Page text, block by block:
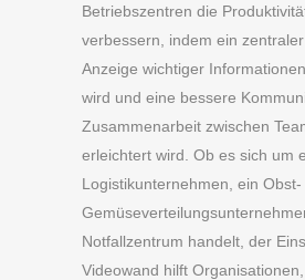
Betriebszentren die
verbessern, indem ein
Anzeige wichtiger
wird und eine bessere
Zusammenarbeit zwischen
erleichtert wird. Ob es sich um
Logistikunternehmen, ein Obst-
Notfallzentrum handelt, der
Videowand hilft